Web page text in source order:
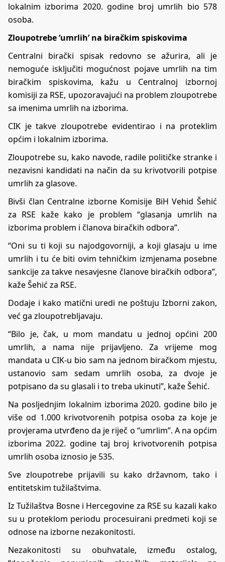
lokalnim izborima 2020. godine broj umrlih bio 578
osoba.
Zloupotrebe ‘umrlih’ na biračkim spiskovima
Centralni birački spisak redovno se ažurira, ali je
nemoguće isključiti mogućnost pojave umrlih na tim
biračkim spiskovima, kažu u Centralnoj izbornoj
komisiji za RSE, upozoravajući na problem zloupotrebe
sa imenima umrlih na izborima.
CIK je takve zloupotrebe evidentirao i na proteklim
općim i lokalnim izborima.
Zloupotrebe su, kako navode, radile političke stranke i
nezavisni kandidati na način da su krivotvorili potpise
umrlih za glasove.
Bivši član Centralne izborne Komisije BiH Vehid Šehić
za RSE kaže kako je problem “glasanja umrlih na
izborima problem i članova biračkih odbora”.
“Oni su ti koji su najodgovorniji, a koji glasaju u ime
umrlih i tu će biti ovim tehničkim izmjenama posebne
sankcije za takve nesavjesne članove biračkih odbora”,
kaže Šehić za RSE.
Dodaje i kako matični uredi ne poštuju Izborni zakon,
već ga zloupotrebljavaju.
“Bilo je, čak, u mom mandatu u jednoj općini 200
umrlih, a nama nije prijavljeno. Za vrijeme mog
mandata u CIK-u bio sam na jednom biračkom mjestu,
ustanovio sam sedam umrlih osoba, za dvoje je
potpisano da su glasali i to treba ukinuti”, kaže Šehić.
Na posljednjim lokalnim izborima 2020. godine bilo je
više od 1.000 krivotvorenih potpisa osoba za koje je
provjerama utvrđeno da je riječ o “umrlim”. A na općim
izborima 2022. godine taj broj krivotvorenih potpisa
umrlih osoba iznosio je 535.
Sve zloupotrebe prijavili su kako državnom, tako i
entitetskim tužilaštvima.
Iz Tužilaštva Bosne i Hercegovine za RSE su kazali kako
su u proteklom periodu procesuirani predmeti koji se
odnose na izborne nezakonitosti.
Nezakonitosti su obuhvatale, između ostalog,